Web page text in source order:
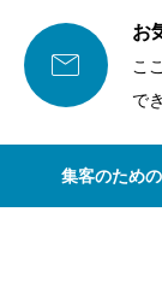

お
こ
で
集客のため